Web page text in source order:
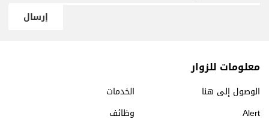
إرسال
معلومات للزوار
الخدمات
الوصول إلى هنا
وظائف
Alert